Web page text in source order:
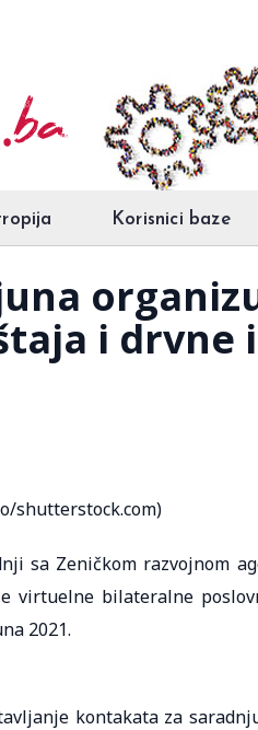
Korisnici baze
juna
i drvne
shutterstock.com)
sa Zeničkom razvojnom
virtuelne bilateralne
2021.
kontakata za